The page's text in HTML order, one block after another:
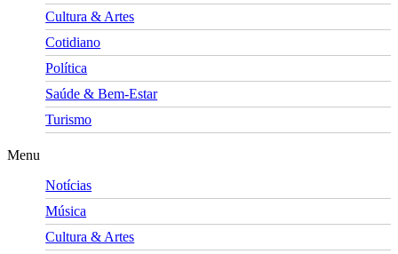
Cultura & Artes
Cotidiano
Política
Saúde & Bem-Estar
Turismo
Menu
Notícias
Música
Cultura & Artes